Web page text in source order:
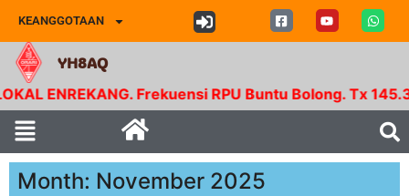
KEANGGOTAAN
YH8AQ
ENREKANG. Frekuensi RPU Buntu Bolong. Tx
Month: November 2025